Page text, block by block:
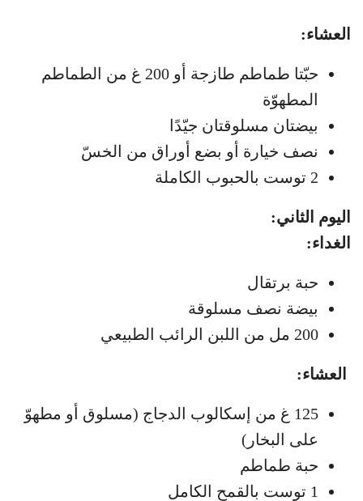
العشاء:
حبّتا طماطم طازجة أو 200 غ من الطماطم
المطهوّة
بيضتان مسلوقتان جيّدًا
نصف خيارة أو بضع أوراق من الخسّ
2 توست بالحبوب الكاملة
اليوم الثاني:
الغداء:
حبة برتقال
بيضة نصف مسلوقة
200 مل من اللبن الرائب الطبيعي
العشاء:
125 غ من إسكالوب الدجاج (مسلوق أو مطهوّ
على البخار)
حبة طماطم
1 توست بالقمح الكامل